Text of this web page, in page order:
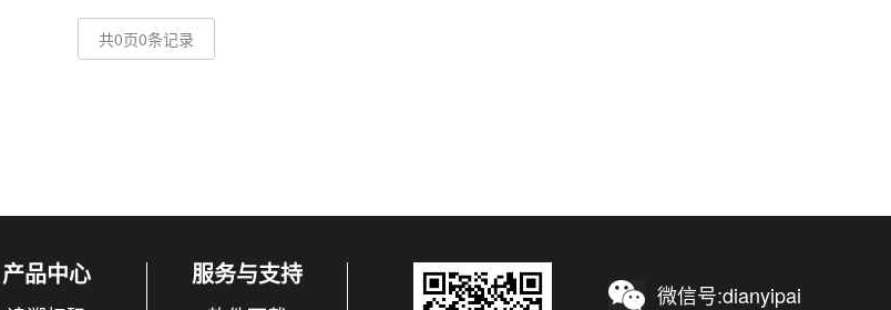
共0页0条记录
产品中心 服务与支持
微信号:dianyipai